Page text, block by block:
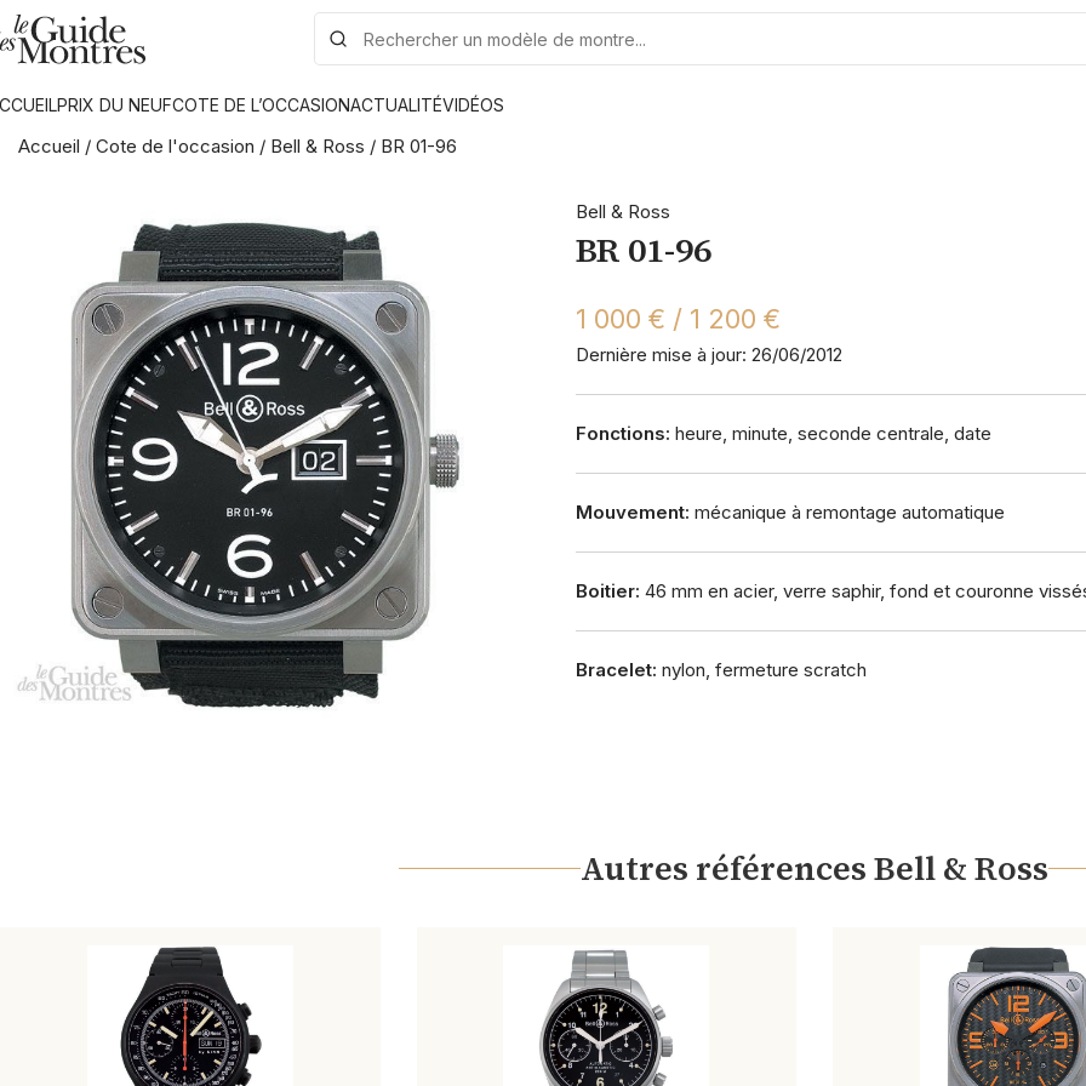
PRIX DU NEUFCOTE DE L’OCCASIONACTUALITÉVIDÉOS
Accueil / Cote de l'occasion / Bell & Ross / BR 01-96
Bell & Ross
BR 01-96
1 000 € / 1 200 €
Dernière mise à jour: 26/06/2012
Fonctions: heure, minute, seconde centrale, date
Mouvement: mécanique à remontage automatique
Boitier: 46 mm en acier, verre saphir, fond et couronne
Bracelet: nylon, fermeture scratch
Autres références Bell & Ross